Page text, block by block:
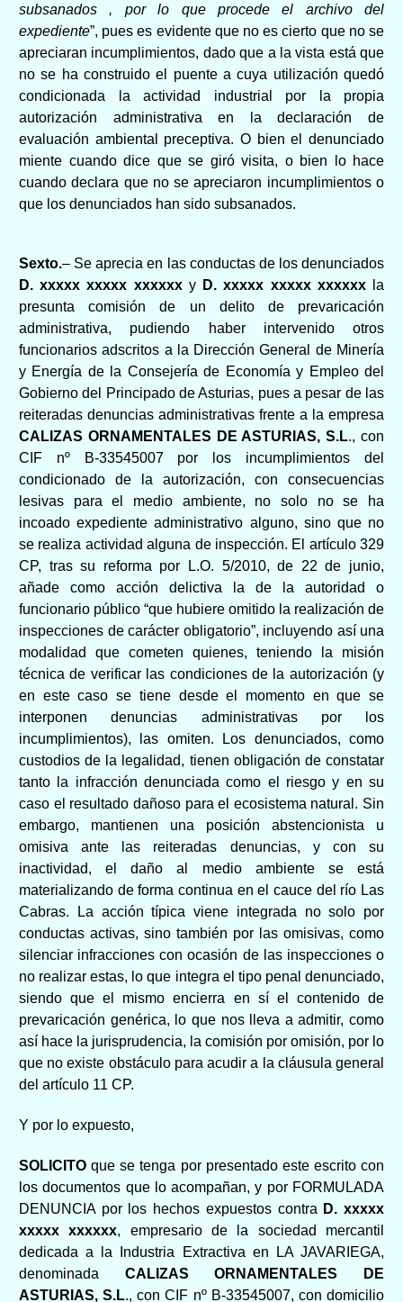
subsanados , por lo que procede el archivo del
expediente”, pues es evidente que no es cierto que no se
apreciaran incumplimientos, dado que a la vista está que
no se ha construido el puente a cuya utilización quedó
condicionada la actividad industrial por la propia
autorización administrativa en la declaración de
evaluación ambiental preceptiva. O bien el denunciado
miente cuando dice que se giró visita, o bien lo hace
cuando declara que no se apreciaron incumplimientos o
que los denunciados han sido subsanados.
Sexto.– Se aprecia en las conductas de los denunciados
D.xxxxx xxxxx xxxxxx yD.xxxxx xxxxx xxxxxxla
presunta comisión de un delito de prevaricación
administrativa, pudiendo haber intervenido otros
funcionarios adscritos a la Dirección General de Minería
y Energía de la Consejería de Economía y Empleo del
Gobierno del Principado de Asturias, pues a pesar de las
reiteradas denuncias administrativas frente a la empresa
CALIZAS ORNAMENTALES DE ASTURIAS, S.L., con
CIF nº B-33545007 por los incumplimientos del
condicionado de la autorización, con consecuencias
lesivas para el medio ambiente, no solo no se ha
incoado expediente administrativo alguno, sino que no
se realiza actividad alguna de inspección. El artículo 329
CP, tras su reforma por L.O. 5/2010, de 22 de junio,
añade como acción delictiva la de la autoridad o
funcionario público “que hubiere omitido la realización de
inspecciones de carácter obligatorio”, incluyendo así una
modalidad que cometen quienes, teniendo la misión
técnica de verificar las condiciones de la autorización (y
en este caso se tiene desde el momento en que se
interponen denuncias administrativas por los
incumplimientos), las omiten. Los denunciados, como
custodios de la legalidad, tienen obligación de constatar
tanto la infracción denunciada como el riesgo y en su
caso el resultado dañoso para el ecosistema natural. Sin
embargo, mantienen una posición abstencionista u
omisiva ante las reiteradas denuncias, y con su
inactividad, el daño al medio ambiente se está
materializando de forma continua en el cauce del río Las
Cabras. La acción típica viene integrada no solo por
conductas activas, sino también por las omisivas, como
silenciar infracciones con ocasión de las inspecciones o
no realizar estas, lo que integra el tipo penal denunciado,
siendo que el mismo encierra en sí el contenido de
prevaricación genérica, lo que nos lleva a admitir, como
así hace la jurisprudencia, la comisión por omisión, por lo
que no existe obstáculo para acudir a la cláusula general
del artículo 11 CP.
Y por lo expuesto,
SOLICITO que se tenga por presentado este escrito con
los documentos que lo acompañan, y por FORMULADA
DENUNCIA por los hechos expuestos contra D.xxxxx
xxxxx xxxxxx, empresario de la sociedad mercantil
dedicada a la Industria Extractiva en LA JAVARIEGA,
denominada CALIZAS ORNAMENTALES DE
ASTURIAS, S.L., con CIF nº B-33545007, con domicilio